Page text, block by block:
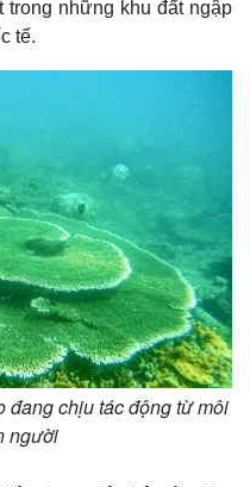
trong những khu đất ngập
tế.
đang chịu tác động từ môi
người